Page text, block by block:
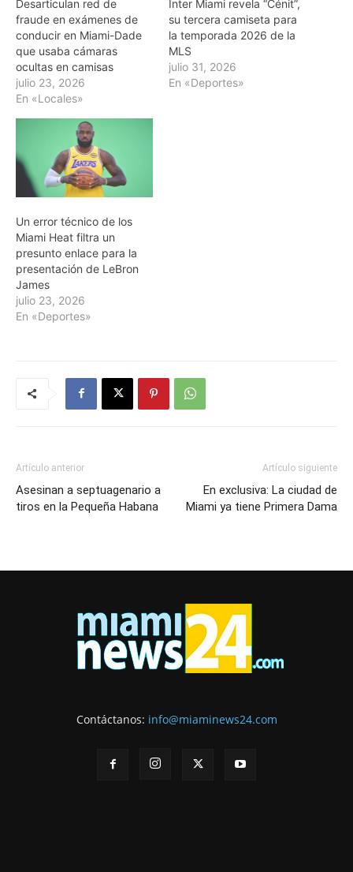
Desarticulan red de
fraude en exámenes de
conducir en Miami-Dade
que usaba cámaras
ocultas en camisas
julio 23, 2026
En «Locales»
Inter Miami revela “Cénit”,
su tercera camiseta para
la temporada 2026 de la
MLS
julio 31, 2026
En «Deportes»
Un error técnico de los
Miami Heat filtra un
presunto enlace para la
presentación de LeBron
James
julio 23, 2026
En «Deportes»
Artículo anterior
Asesinan a septuagenario a
tiros en la Pequeña Habana
Artículo siguiente
En exclusiva: La ciudad de
Miami ya tiene Primera Dama
Contáctanos: info@miaminews24.com